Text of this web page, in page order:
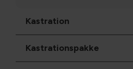
Kastration
Kastrationspakke